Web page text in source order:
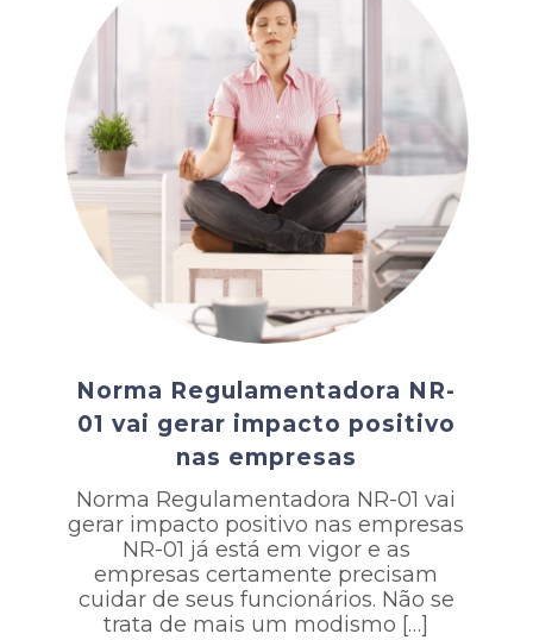
Norma Regulamentadora NR-
01 vai gerar impacto positivo
nas empresas
Norma Regulamentadora NR-01 vai
gerar impacto positivo nas empresas
NR-01 já está em vigor e as
empresas certamente precisam
cuidar de seus funcionários. Não se
trata de mais um modismo […]